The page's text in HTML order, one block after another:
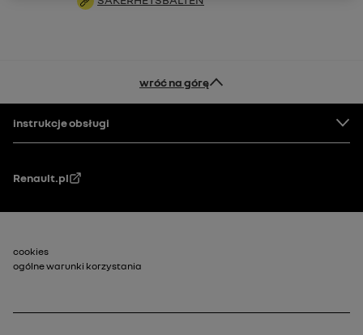
wróć na górę
Stopka
instrukcje obsługi
Renault.pl
Stopka_2
cookies
ogólne warunki korzystania